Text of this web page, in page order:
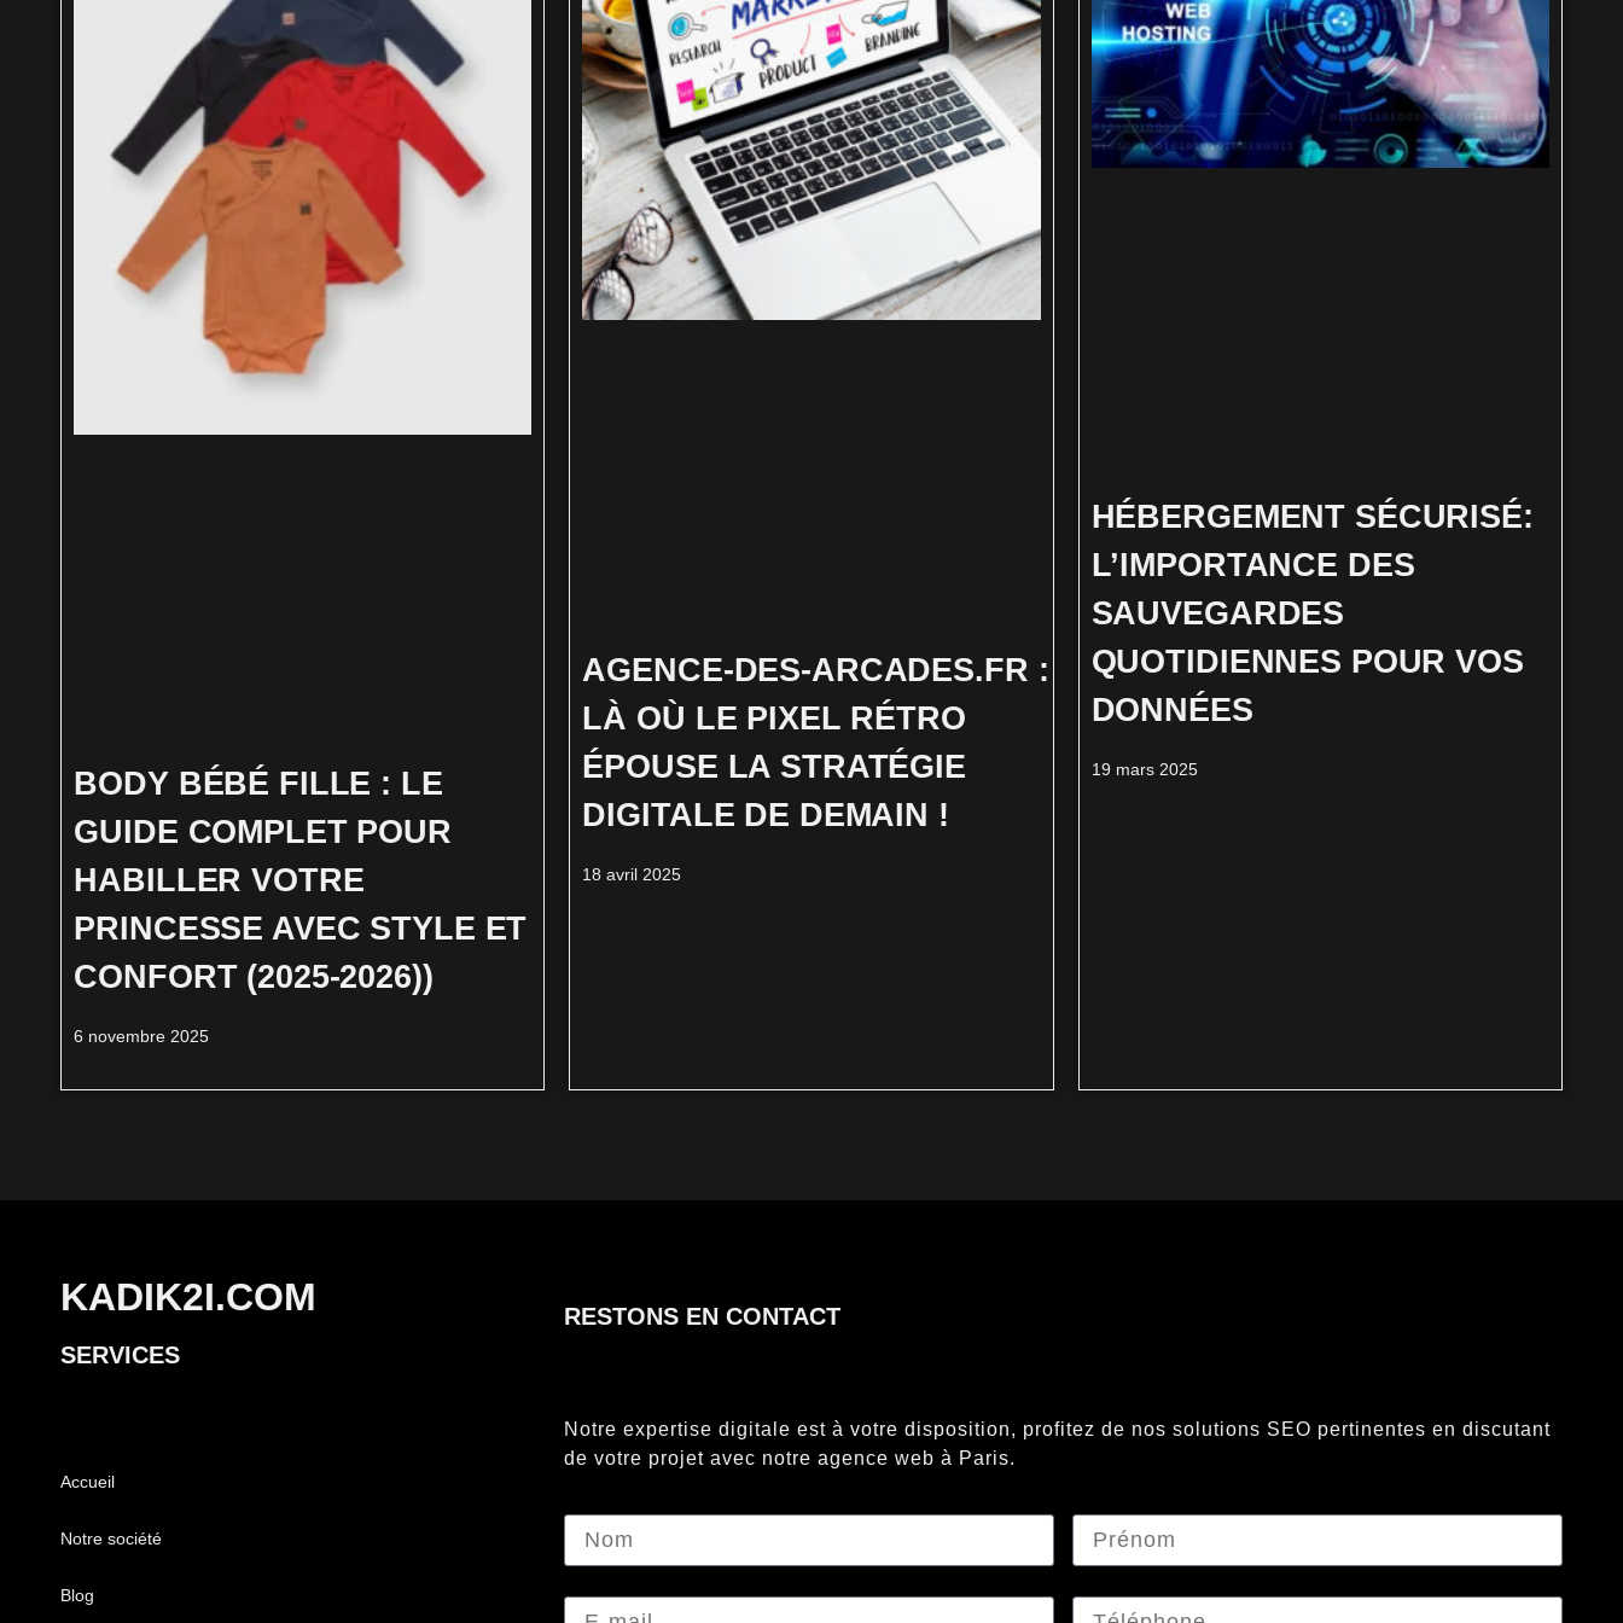
BODY BÉBÉ FILLE : LE
GUIDE COMPLET POUR
HABILLER VOTRE
PRINCESSE AVEC STYLE ET
CONFORT (2025-2026))
6 novembre 2025
AGENCE‑DES‑ARCADES.FR :
LÀ OÙ LE PIXEL RÉTRO
ÉPOUSE LA STRATÉGIE
DIGITALE DE DEMAIN !
18 avril 2025
HÉBERGEMENT SÉCURISÉ:
L’IMPORTANCE DES
SAUVEGARDES
QUOTIDIENNES POUR VOS
DONNÉES
19 mars 2025
KADIK2I.COM
SERVICES
Accueil
Notre société
Blog
RESTONS EN CONTACT
Notre expertise digitale est à votre disposition, profitez de nos solutions SEO pertinentes en discutant
de votre projet avec notre agence web à Paris.